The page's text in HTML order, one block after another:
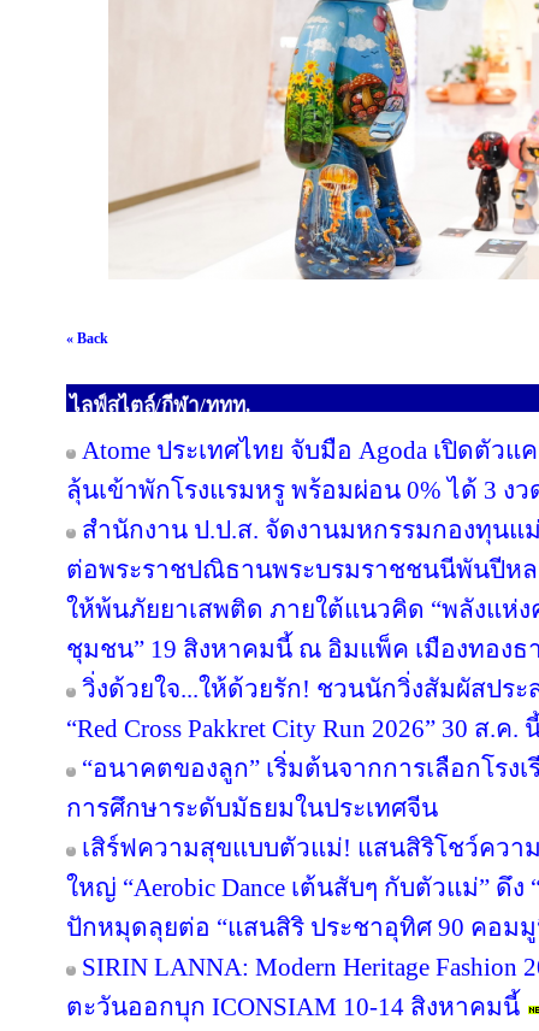
« Back
ไลฟ์สไตล์/กีฬา/ททท.
Atome ประเทศไทย จับมือ Agoda เปิดตั
ลุ้นเข้าพักโรงแรมหรู พร้อมผ่อน 0% ได้ 3 ง
สำนักงาน ป.ป.ส. จัดงานมหกรรมกองทุนแ
ต่อพระราชปณิธานพระบรมราชชนนีพันปีห
ให้พ้นภัยยาเสพติด ภายใต้แนวคิด “พลังแห่
ชุมชน” 19 สิงหาคมนี้ ณ อิมแพ็ค เมืองทองธ
วิ่งด้วยใจ...ให้ด้วยรัก! ชวนนักวิ่งสัมผัสปร
“Red Cross Pakkret City Run 2026” 30 ส.ค.
“อนาคตของลูก” เริ่มต้นจากการเลือกโรง
การศึกษาระดับมัธยมในประเทศจีน
เสิร์ฟความสุขแบบตัวแม่! แสนสิริโชว์ความ
ใหญ่ “Aerobic Dance เต้นสับๆ กับตัวแม่” ดึ
ปักหมุดลุยต่อ “แสนสิริ ประชาอุทิศ 90 คอม
SIRIN LANNA: Modern Heritage
ตะวันออกบุก ICONSIAM 10-14 สิงหาคมนี้